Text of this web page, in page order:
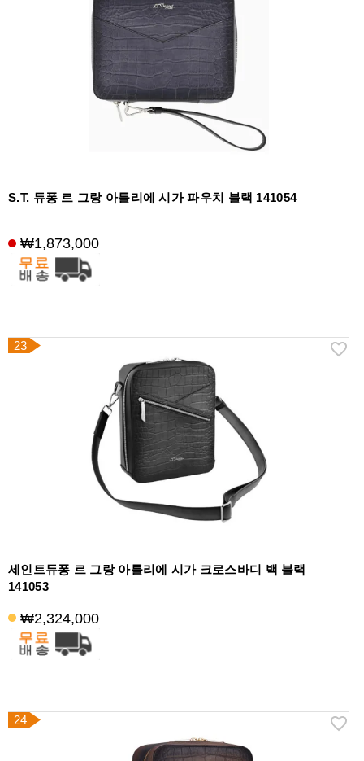
S.T. 듀퐁 르 그랑 아틀리에 시가 파우치 블랙 141054
₩1,873,000
23
세인트듀퐁 르 그랑 아틀리에 시가 크로스바디 백 블랙
141053
₩2,324,000
24